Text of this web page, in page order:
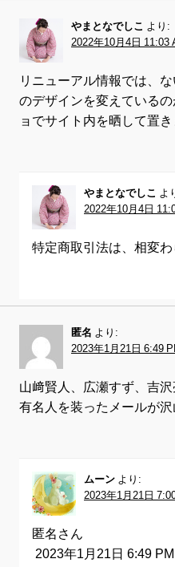
やまとなでしこ
より:
2022年10月4日 11:03
リニューアル情報では、
のデザインを変えている
ョでサイト内を晒して置き
やまとなでしこ
よ
2022年10月4日
特定商取引法は、相変わ
匿名
より:
2023年1月21日 6:49
山﨑賢人、広瀬すず、吉
有名人を装ったメールが沢
ムーン
より:
2023年1月21日
匿名さん
2023年1月21日 6:49 PM